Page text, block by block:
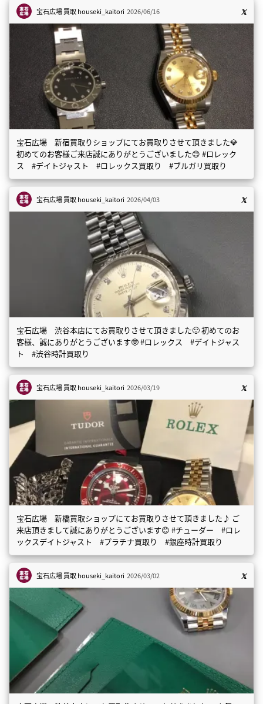
宝石広場 買取houseki_kaitori 2026/06/16
宝石広場 新宿買取りショップにてお買取りさせて頂きました💎
初めてのお客様ご来店誠にありがとうございました😊 #ロレック
ス #デイトジャスト #ロレックス買取り #ブルガリ買取り
宝石広場 買取houseki_kaitori 2026/04/03
宝石広場 渋谷本店にてお買取りさせて頂きました🙂 初めてのお
客様、誠にありがとうございます🤓 #ロレックス #デイトジャス
ト #渋谷時計買取り
宝石広場 買取houseki_kaitori 2026/03/19
宝石広場 新橋買取ショップにてお買取りさせて頂きました♪ ご
来店頂きまして誠にありがとうございます😊 #チューダー #ロレ
ックスデイトジャスト #プラチナ買取り #銀座時計買取り
宝石広場 買取houseki_kaitori 2026/03/02